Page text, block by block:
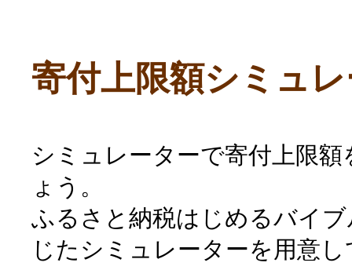
寄付上限額シミュ
シミュレーターで寄付上限
ょう。
ふるさと納税はじめるバイ
じたシミュレーターを用意